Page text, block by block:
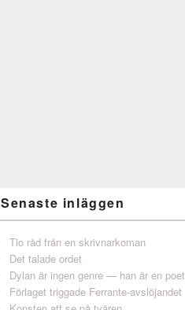
Senaste inläggen
Tio råd från en skrivnarkoman
Det talade ordet
Dylan är ingen genre — han är en poet
Förlaget triggade Ferrante-avslöjandet